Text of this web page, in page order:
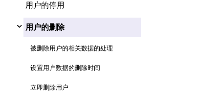
用户的停用
用户的删除
被删除用户的相关数据的处理
设置用户数据的删除时间
立即删除用户